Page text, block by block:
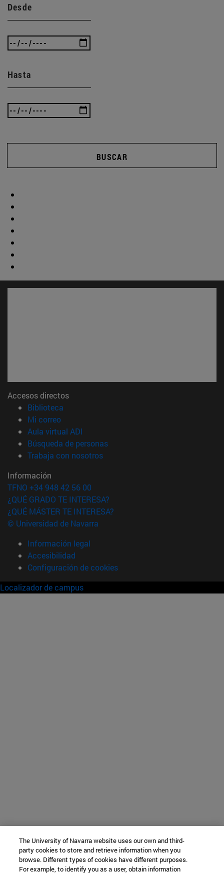
Desde
Hasta
BUSCAR
Accesos directos
Biblioteca
Mi correo(abre en nueva ventana)
Aula virtual ADI
Búsqueda de personas(abre en nueva ventana)
Trabaja con nosotros(abre en nueva ventana)
Información
TFNO +34 948 42 56 00
¿QUÉ GRADO TE INTERESA?
¿QUÉ MÁSTER TE INTERESA?
© Universidad de Navarra
Información legal
Accesibilidad
Configuración de cookies
Localizador de campus
The University of Navarra website uses our own and third-
party cookies to store and retrieve information when you
browse. Different types of cookies have different purposes.
For example, to identify you as a user, obtain information